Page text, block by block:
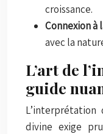
croissance.
Connexion à
avec la
L’art de
guide
divine exige